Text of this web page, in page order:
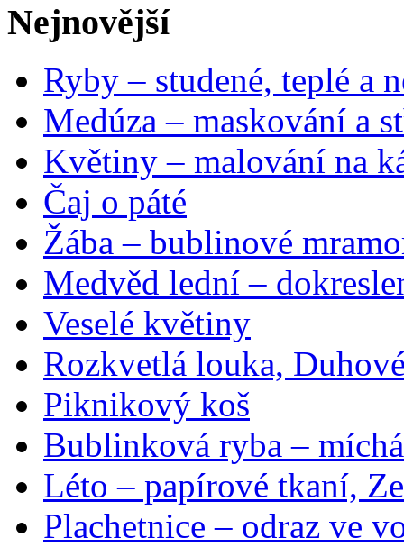
Nejnovější
Ryby – studené, teplé a
Medúza – maskování a
Květiny – malování na
Čaj o páté
Žába – bublinové
Medvěd lední –
Veselé květiny
Rozkvetlá louka,
Piknikový koš
Bublinková ryba –
Léto – papírové tkaní,
Plachetnice – odraz ve